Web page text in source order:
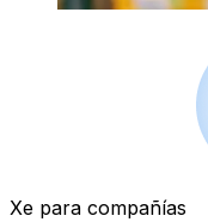
Xe para compañías